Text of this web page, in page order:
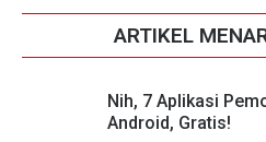
ARTIKEL
Nih, 7 Aplikasi
Android, Gratis!